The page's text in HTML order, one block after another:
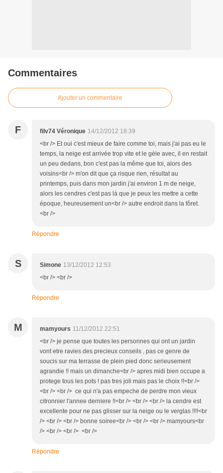
Commentaires
Ajouter un commentaire
F filv74 Véronique 14/12/2012 18:39
<br /> Et oui c'est mieux de faire comme toi, mais j'ai pas eu le
temps, la neige est arrivée trop vite et le gèle avec, il en restait
un peu dedans, bon c'est pas la même que toi, alors des
voisins<br /> m'on dit que ça risque rien, résultat au
printemps, puis dans mon jardin j'ai environ 1 m de neige,
alors les cendres c'est pas là que je peux les mettre a cette
époque, heureusement un<br /> autre endroit dans la fôret.
<br />
Répondre
S Simone 13/12/2012 12:53
<br /> <br />
Répondre
M mamyours 11/12/2012 22:51
<br /> je pense que toutes les personnes qui ont un jardin
vont etre ravies des precieux conseils , pas ce genre de
soucis sur ma terrasse de plein pied donc serieusement
agrandie !! mais un dimanche<br /> apres midi bien occupe a
protege tous les pots ! pas tres joli mais pas le choix !!<br />
<br /> <br /> ce qui n'a pas empeche de perdre mon vieux
citronnier l'annee derniere !!<br /> <br /> <br /> la cendre est
excellente pour ne pas glisser sur la neige ou le verglas !!!!<br
/> <br /> <br /> bonne soiree<br /> <br /> <br /> mamyours<br
/> <br /> <br /> <br />
Répondre